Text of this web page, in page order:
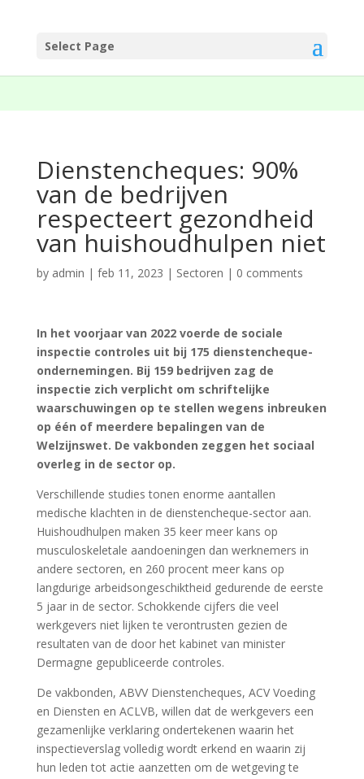
Select Page
Dienstencheques: 90%
van de bedrijven
respecteert gezondheid
van huishoudhulpen niet
by admin | feb 11, 2023 | Sectoren | 0 comments
In het voorjaar van 2022 voerde de sociale
inspectie controles uit bij 175 dienstencheque-
ondernemingen. Bij 159 bedrijven zag de
inspectie zich verplicht om schriftelijke
waarschuwingen op te stellen wegens inbreuken
op één of meerdere bepalingen van de
Welzijnswet. De vakbonden zeggen het sociaal
overleg in de sector op.
Verschillende studies tonen enorme aantallen
medische klachten in de dienstencheque-sector aan.
Huishoudhulpen maken 35 keer meer kans op
musculoskeletale aandoeningen dan werknemers in
andere sectoren, en 260 procent meer kans op
langdurige arbeidsongeschiktheid gedurende de eerste
5 jaar in de sector. Schokkende cijfers die veel
werkgevers niet lijken te verontrusten gezien de
resultaten van de door het kabinet van minister
Dermagne gepubliceerde controles.
De vakbonden, ABVV Dienstencheques, ACV Voeding
en Diensten en ACLVB, willen dat de werkgevers een
gezamenlijke verklaring ondertekenen waarin het
inspectieverslag volledig wordt erkend en waarin zij
hun leden tot actie aanzetten om de wetgeving te